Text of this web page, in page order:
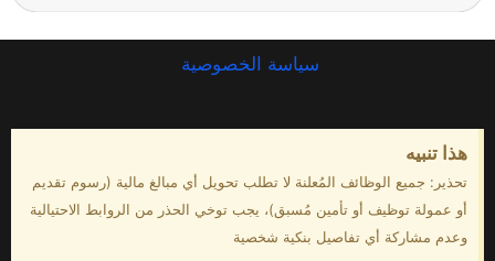
سياسة الخصوصية
هذا تنبيه
تحذير: جميع الوظائف المُعلنة لا تطلب تحويل أي مبالغ مالية (رسوم تقديم
أو عمولة توظيف أو تأمين مُسبق)، يجب توخي الحذر من الروابط الاحتيالية
وعدم مشاركة أي تفاصيل بنكية شخصية